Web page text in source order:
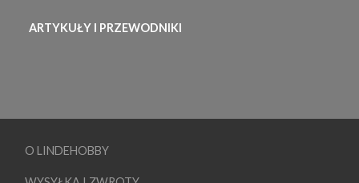
ARTYKUŁY I PRZEWODNIKI
O LINDEHOBBY